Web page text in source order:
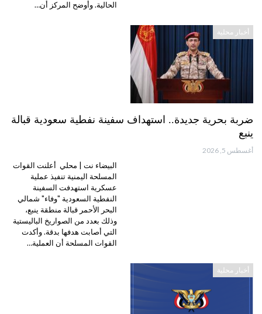
الحالية. وأوضح المركز أن…
أخبار محلية
ضربة بحرية جديدة.. استهداف سفينة نفطية سعودية قبالة
ينبع
أغسطس 5, 2026
البيضاء نت | محلي أعلنت القوات
المسلحة اليمنية تنفيذ عملية
عسكرية استهدفت السفينة
النفطية السعودية "وفاء" شمالي
البحر الأحمر قبالة منطقة ينبع،
وذلك بعدد من الصواريخ الباليستية
التي أصابت هدفها بدقة. وأكدت
القوات المسلحة أن العملية…
أخبار محلية